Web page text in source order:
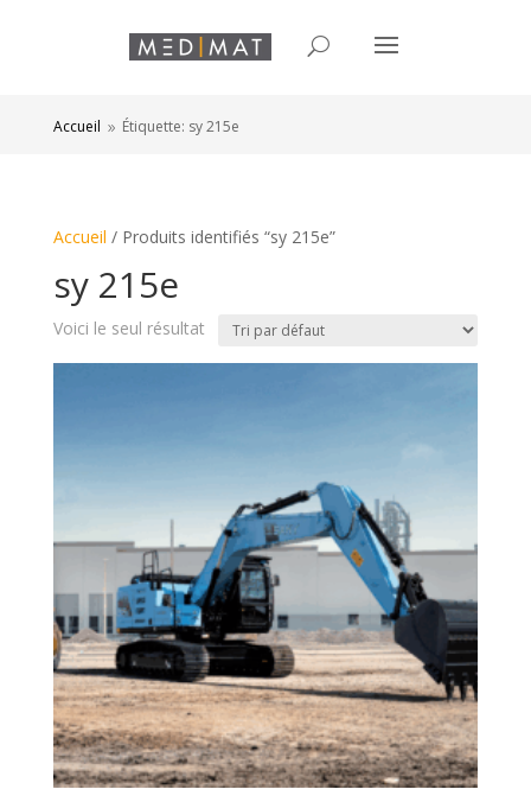
Accueil 9 Étiquette: sy 215e
Accueil / Produits identifiés “sy 215e”
sy 215e
Voici le seul résultat